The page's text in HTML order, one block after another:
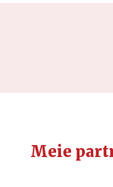
Meie